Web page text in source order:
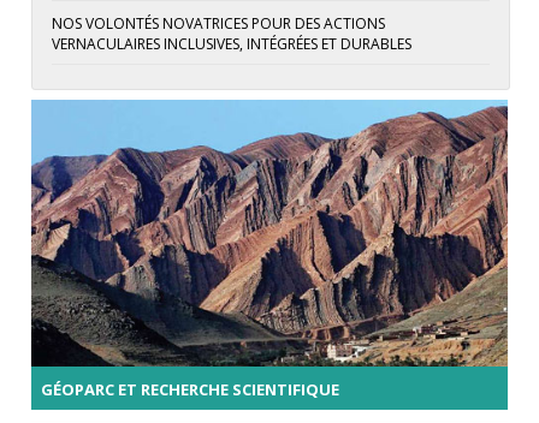
NOS VOLONTÉS NOVATRICES POUR DES ACTIONS
VERNACULAIRES INCLUSIVES, INTÉGRÉES ET DURABLES
GÉOPARC ET RECHERCHE SCIENTIFIQUE